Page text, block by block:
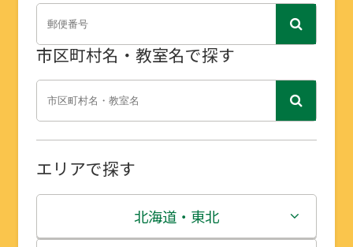
市区町村名・教室名で探す
エリアで探す
北海道・東北